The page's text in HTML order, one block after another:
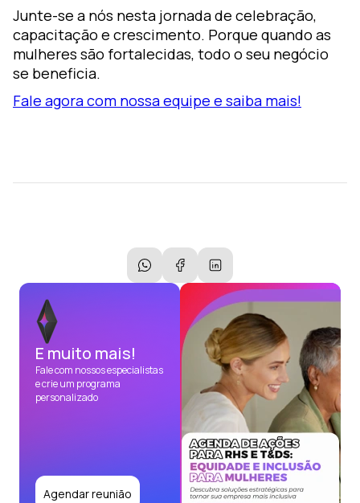
E muito mais!
Fale com nossos especialistas
e crie um programa
personalizado
Agendar reunião
Junte-se a nós nesta jornada de celebração,
capacitação e crescimento. Porque quando as
mulheres são fortalecidas, todo o seu negócio
se beneficia.
Fale agora com nossa equipe e saiba mais!